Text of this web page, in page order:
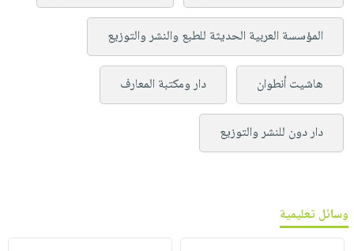
المؤسسة العربية الحديثة للطبع والنشر والتوزيع
هاشيت أنطوان دار ومكتبة المعارف
دار دون للنشر والتوزيع
وسائل تعليمية